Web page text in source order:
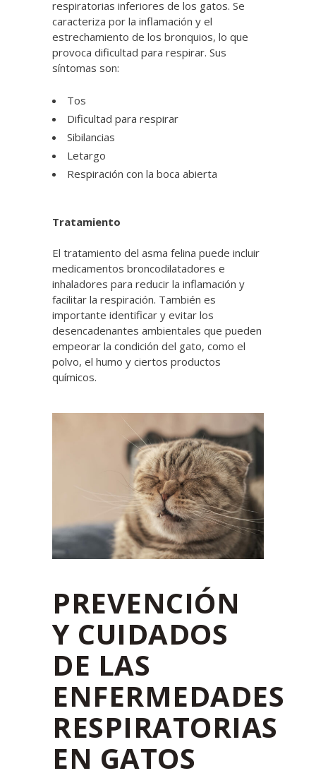
respiratorias inferiores de los gatos. Se
caracteriza por la inflamación y el
estrechamiento de los bronquios, lo que
provoca dificultad para respirar. Sus
síntomas son:
Tos
Dificultad para respirar
Sibilancias
Letargo
Respiración con la boca abierta
Tratamiento
El tratamiento del asma felina puede incluir
medicamentos broncodilatadores e
inhaladores para reducir la inflamación y
facilitar la respiración. También es
importante identificar y evitar los
desencadenantes ambientales que pueden
empeorar la condición del gato, como el
polvo, el humo y ciertos productos
químicos.
PREVENCIÓN
Y CUIDADOS
DE LAS
ENFERMEDADES
RESPIRATORIAS
EN GATOS